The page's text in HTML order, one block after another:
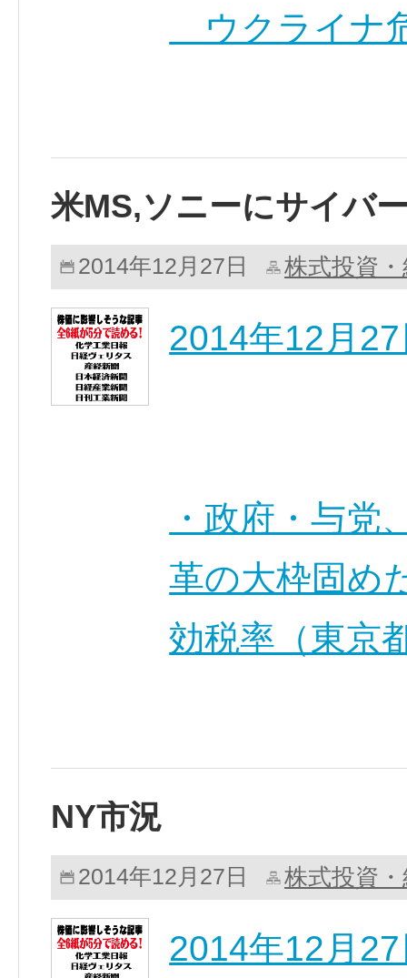
ウクライ
米MS,ソニーにサイバ
2014年12月27日 株式投資
2014年12月
・政府・与党
革の大枠固め
効税率（東
NY市況
2014年12月27日 株式投資
2014年12月